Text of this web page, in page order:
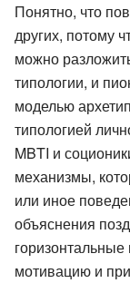
Понятно, что
других, потому
можно
типологии, и
моделью
типологией
MBTI и
механизмы,
или иное
объяснения
мотивацию и